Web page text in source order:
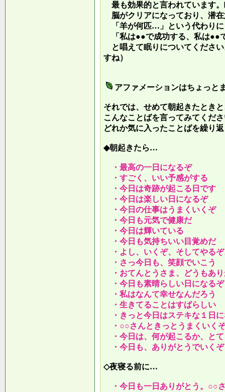
最も効果的と言われています
脳がクリアになっており、潜
「羊が何匹…」という代わりに
「私は●●で成功する、私は●●
と唱えて眠りについてくださ
すね）
アファメーションはちょっと
それでは、せめて朝起きたとき
こんなことばを言ってみてくだ
どれか気に入ったことばを繰り
◆朝起きたら…
・最高の一日になるぞ
・すごく、いい予感がする
・今日は奇跡が起こる日です
・今日は楽しい日になるぞ
・今日の仕事はうまくいくぞ
・今日も元気で健康だ
・今日は輝いている
・今日も気持ちいい目覚めだ
・よし、いくぞ、そしてやる
・さっ今日も、笑顔でいこう
・おてんとうさま、どうもあ
・今日も素晴らしい日になるぞ
・私はなんて幸せなんだろう
・生きてることはすばらしい
・きっと今日はステキな１日
・○○さんときっとうまくいく
・今日は、何が起こるか、と
・今日も、ありがとうでいくぞ
◇夜寝る前に…
・今日も一日ありがとう。○○